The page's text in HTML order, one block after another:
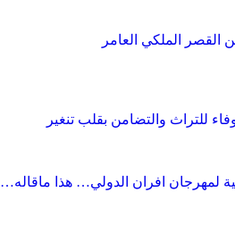
القصر الملكي العامر
لمهرجان افران الدولي… هذا ماقاله…